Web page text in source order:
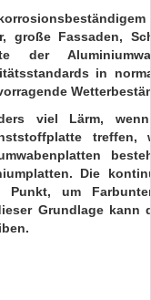
große Fassaden,
der
in
viel Lärm,
treffen,
Die
Punkt, um
Grundlage kann